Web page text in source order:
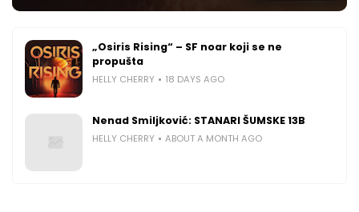
„Osiris Rising“ – SF noar koji se ne
propušta
HELLY CHERRY 18 DAYS AGO
Nenad Smiljković: STANARI ŠUMSKE 13B
HELLY CHERRY ABOUT A MONTH AGO